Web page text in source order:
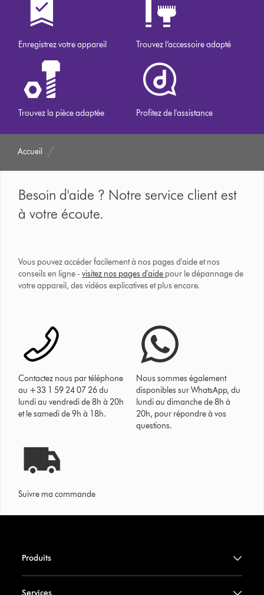
Enregistrez votre appareil Trouvez l’accessoire adapté
Trouvez la pièce adaptée Profitez de l'assistance
Accueil
Besoin d'aide ? Notre service client est
à votre écoute.
Vous pouvez accéder facilement à nos pages d'aide et nos
conseils en ligne -visitez nos pages d'aide pour le dépannage de
votre appareil, des vidéos explicatives et plus encore.
Contactez nous par téléphone
au +33 1 59 24 07 26 du
lundi au vendredi de 8h à 20h
et le samedi de 9h à 18h.
Nous sommes également
disponibles sur WhatsApp, du
lundi au dimanche de 8h à
20h, pour répondre à vos
questions.
Suivre ma commande
Produits
Services